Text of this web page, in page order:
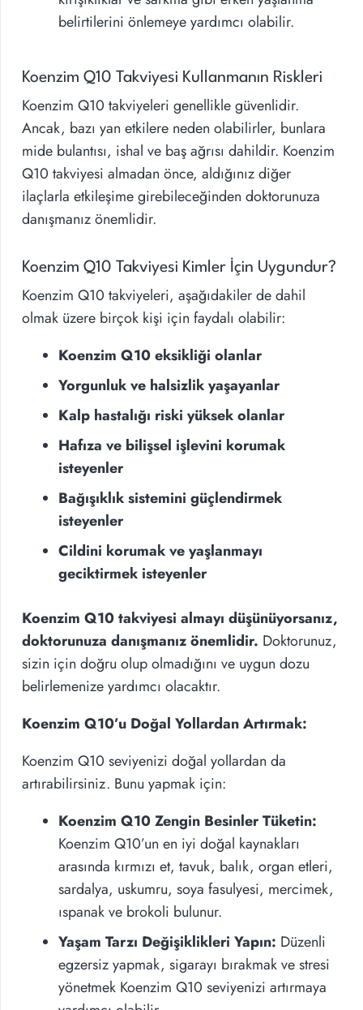
belirtilerini önlemeye yardımcı olabilir.
Koenzim Q10 Takviyesi Kullanmanın Riskleri
Koenzim Q10 takviyeleri genellikle güvenlidir.
Ancak, bazı yan etkilere neden olabilirler, bunlara
mide bulantısı, ishal ve baş ağrısı dahildir. Koenzim
Q10 takviyesi almadan önce, aldığınız diğer
ilaçlarla etkileşime girebileceğinden doktorunuza
danışmanız önemlidir.
Koenzim Q10 Takviyesi Kimler İçin Uygundur?
Koenzim Q10 takviyeleri, aşağıdakiler de dahil
olmak üzere birçok kişi için faydalı olabilir:
Koenzim Q10 eksikliği olanlar
Yorgunluk ve halsizlik yaşayanlar
Kalp hastalığı riski yüksek olanlar
Hafıza ve bilişsel işlevini korumak
isteyenler
Bağışıklık sistemini güçlendirmek
isteyenler
Cildini korumak ve yaşlanmayı
geciktirmek isteyenler
Koenzim Q10 takviyesi almayı düşünüyorsanız,
doktorunuza danışmanız önemlidir. Doktorunuz,
sizin için doğru olup olmadığını ve uygun dozu
belirlemenize yardımcı olacaktır.
Koenzim Q10’u Doğal Yollardan Artırmak:
Koenzim Q10 seviyenizi doğal yollardan da
artırabilirsiniz. Bunu yapmak için:
Koenzim Q10 Zengin Besinler Tüketin:
Koenzim Q10’un en iyi doğal kaynakları
arasında kırmızı et, tavuk, balık, organ etleri,
sardalya, uskumru, soya fasulyesi, mercimek,
ıspanak ve brokoli bulunur.
Yaşam Tarzı Değişiklikleri Yapın: Düzenli
egzersiz yapmak, sigarayı bırakmak ve stresi
yönetmek Koenzim Q10 seviyenizi artırmaya